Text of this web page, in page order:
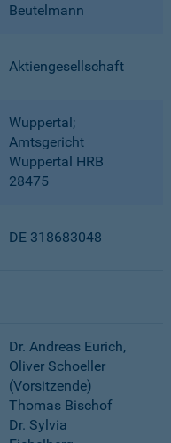
Beutelmann
Aktiengesellschaft
Wuppertal;
Amtsgericht
Wuppertal HRB
28475
DE 318683048
Dr. Andreas Eurich,
Oliver Schoeller
(Vorsitzende)
Thomas Bischof
Dr. Sylvia